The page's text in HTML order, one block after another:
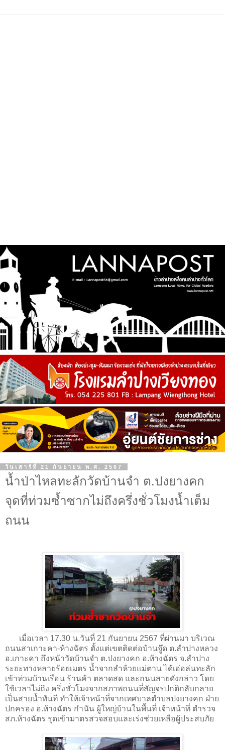
วันเสาร์ที่ 21 กันยายน พ.ศ. 2567
น้ำป่าไหลทะลักวัดบ้านจำ ต.ปงยางคก
จุดที่ท่วมซ้ำซากไม่ถึงครึ่งชั่วโมงน้ำเต็ม
ถนน
เมื่อเวลา 17.30 น.วันที่ 21 กันยายน 2567 ที่ผ่านมา บริเวณ
ถนนสาเกาะคา-ห้างฉัตร ตั้งแต่เขตติดต่อบ้านจู๊ด ต.ลำปางหลวง
อ.เกาะคา ถึงหน้าวัดบ้านจำ ต.ปงยางคก อ.ห้างฉัตร จ.ลำปาง
ระยะทางหลายร้อยเมตร น้ำจากลำห้วยแม่ตาน ได้เอ่อล่นทะลัก
เข้าท่วมบ้านเรือน ร้านค้า ตลาดสด และถนนสายดังกล่าว โดย
ใช้เวลาไม่ถึง ครึ่งชั่วโมงจากสภาพถนนที่สัญจรปกติกลับกลาย
เป็นสายน้ำทันที ทำให้เจ้าหน้าที่จากเทศบาลตำบลปงยางคก ฝ่าย
ปกครอง อ.ห้างฉัตร กำนัน ผู้ใหญ่บ้านในพื้นที่ เจ้าหน้าที่ ตำรวจ
สภ.ห้างฉัตร รุดเข้ามาตรสวจสอบและเร่งช่วยเหลือผู้ประสบภัย